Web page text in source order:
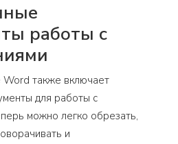
работы с
также включает
для работы с
можно легко обрезать,
и